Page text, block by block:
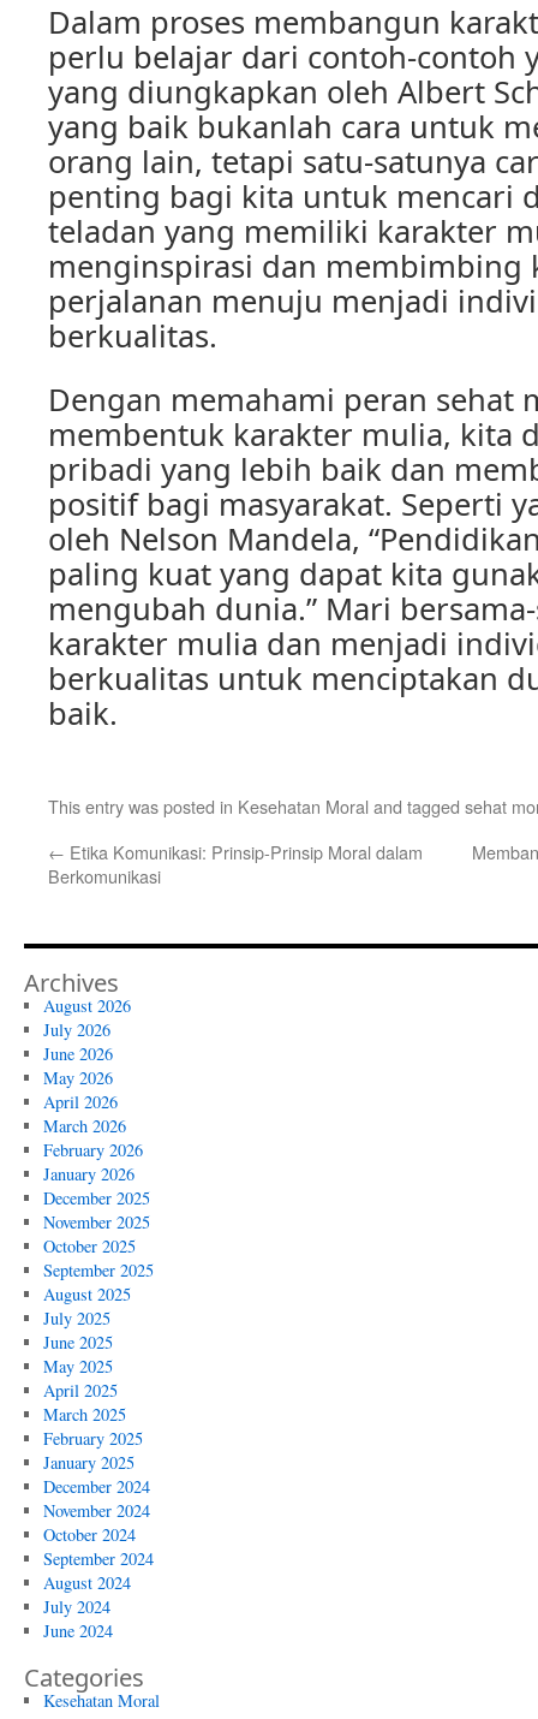
Dalam proses membangun
perlu belajar dari contoh-contoh
yang diungkapkan oleh Albert
yang baik bukanlah cara untuk
orang lain, tetapi satu-satunya
penting bagi kita untuk mencari
teladan yang memiliki karakter
menginspirasi dan membimbing
perjalanan menuju menjadi
berkualitas.
Dengan memahami peran sehat
membentuk karakter mulia, kita
pribadi yang lebih baik dan
positif bagi masyarakat. Seperti
oleh Nelson Mandela,
paling kuat yang dapat kita
mengubah dunia.” Mari
karakter mulia dan menjadi
berkualitas untuk menciptakan
baik.
This entry was posted in Kesehatan Moral and tagged sehat
← Etika Komunikasi: Prinsip-Prinsip Moral dalam
Berkomunikasi
Archives
August 2026
July 2026
June 2026
May 2026
April 2026
March 2026
February 2026
January 2026
December 2025
November 2025
October 2025
September 2025
August 2025
July 2025
June 2025
May 2025
April 2025
March 2025
February 2025
January 2025
December 2024
November 2024
October 2024
September 2024
August 2024
July 2024
June 2024
Categories
Kesehatan Moral